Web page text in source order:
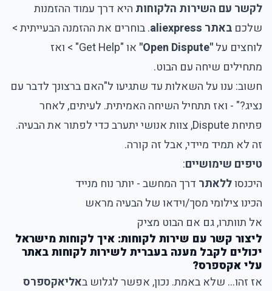
לקשר עם השירות הלקוחות היא דרך עמוד ההזמנות
שלכם באתר aliexpress
. בוחרים את ההזמנה הבעייתית >
לוחצים על"Open Dispute"
או "Get Help" > ואז
מתחילים שיחה עם הבוט.
חשוב: ענו על השאלות עד שתגיעו ל"האם ברצונך לדבר עם
נציג?" - ואז תתחיל השיחה האמיתית. לעיתים, לאחר
פתיחת Dispute, צוות אנושי יתערב כדי לפתור את הבעיה.
זה לא תמיד מיידי, אבל זה קורה.
טיפים שימושיים:
היכנסוללאתר דרך המחשב - יותר נוח מנייד
הכינו צילומי מסך/וידאו של הבעיה מראש
אל תוותרו, גם אם הבוט מציק
ליצור קשר עם שירות לקוחות: איך לקוחות מישראל
יכולים לקבל מענה בעברית לשירות לקוחות באתר
עלי אקספרס?
אז זהו... שלא באמת. נכון, אפשר לגלוש באליאקספרס